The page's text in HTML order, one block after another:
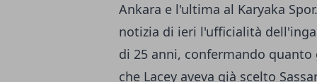
Ankara e l'ultima al Karyaka
notizia di ieri l'ufficialità
di 25 anni, confermando
che Lacey aveva già scelto